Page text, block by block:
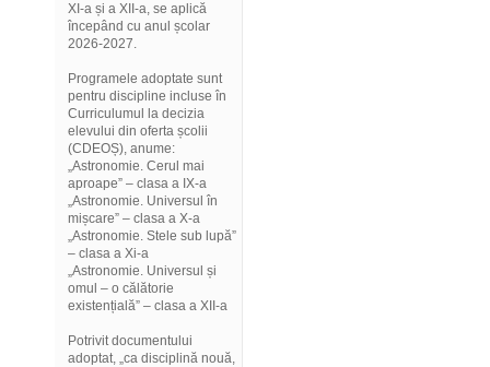
XI-a și a XII-a, se aplică
începând cu anul școlar
2026-2027.
Programele adoptate sunt
pentru discipline incluse în
Curriculumul la decizia
elevului din oferta școlii
(CDEOȘ), anume:
„Astronomie. Cerul mai
aproape” – clasa a IX-a
„Astronomie. Universul în
mișcare” – clasa a X-a
„Astronomie. Stele sub lupă”
– clasa a Xi-a
„Astronomie. Universul și
omul – o călătorie
existențială” – clasa a XII-a
Potrivit documentului
adoptat, „ca disciplină nouă,